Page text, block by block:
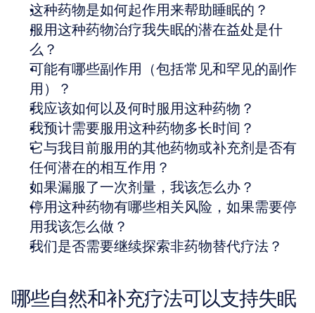
这种药物是如何起作用来帮助睡眠的？
服用这种药物治疗我失眠的潜在益处是什
么？
可能有哪些副作用（包括常见和罕见的副作
用）？
我应该如何以及何时服用这种药物？
我预计需要服用这种药物多长时间？
它与我目前服用的其他药物或补充剂是否有
任何潜在的相互作用？
如果漏服了一次剂量，我该怎么办？
停用这种药物有哪些相关风险，如果需要停
用我该怎么做？
我们是否需要继续探索非药物替代疗法？
哪些自然和补充疗法可以支持失眠